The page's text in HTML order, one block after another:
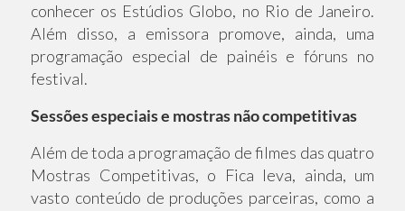
conhecer os Estúdios Globo, no Rio de Janeiro.
Além disso, a emissora promove, ainda, uma
programação especial de painéis e fóruns no
festival.
Sessões especiais e mostras não competitivas
Além de toda a programação de filmes das quatro
Mostras Competitivas, o Fica leva, ainda, um
vasto conteúdo de produções parceiras, como a